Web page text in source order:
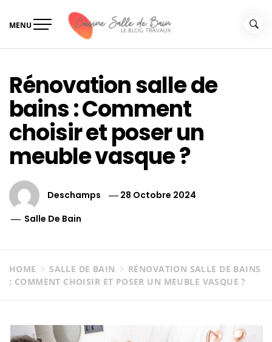
MENU
Rénovation salle de
bains : Comment
choisir et poser un
meuble vasque ?
Deschamps
28 Octobre 2024
Salle De Bain
HOME SALLE DE BAIN
RÉNOVATION SALLE DE BAINS
: COMMENT CHOISIR ET POSER UN MEUBLE VASQUE ?